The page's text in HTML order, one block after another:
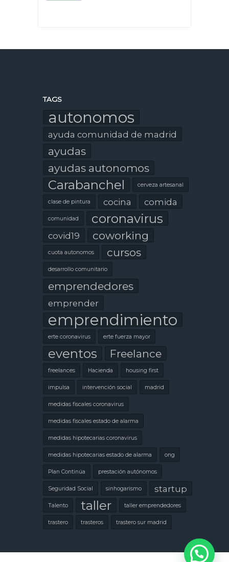
TAGS
autonomos
ayuda comunidad de madrid
ayudas
ayudas autonomos
Carabanchel cerveza artesanal
clase de pintura cocina comida
comunidad coronavirus
covid19 coworking
cuota autonomos cursos
desarrollo comunitario
emprendedores
emprender
emprendimiento
erte coronavirus erte fuerza mayor
eventos Freelance
freelances Hacienda housing first
impulsa intervención social madrid
medidas fiscales coronavirus
medidas fiscales estado de alarma
medidas hipotecarias coronavirus
medidas hipotecarias estado de alarma ong
Plan Continúa prestación autónomos
Seguridad Social sinhogarismo startup
Talento taller taller emprendedores
trastero trasteros trastero sur madrid